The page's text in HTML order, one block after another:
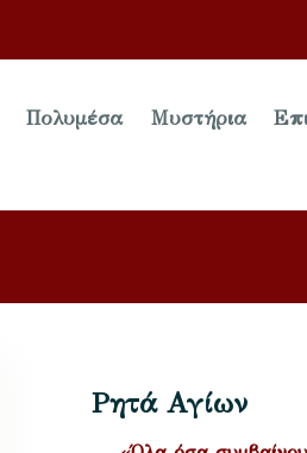
Πολυμέσα Μυστήρια
Ρητά Αγίων